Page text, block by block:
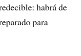
habrá de
para